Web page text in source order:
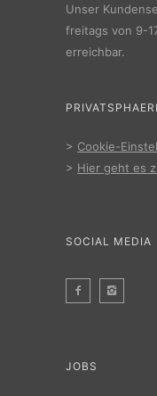
Unser
freitags von 9-
erreichbar.
> Cookie-
> Hier geht es
SOCIAL MEDIA
JOBS